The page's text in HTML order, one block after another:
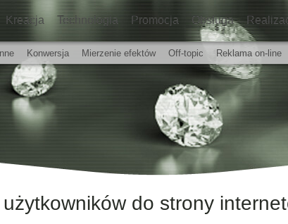
Kreacja Technologia Promocja Obsługa
Konwersja Mierzenie efektów Off-topic Reklama on-line
do strony